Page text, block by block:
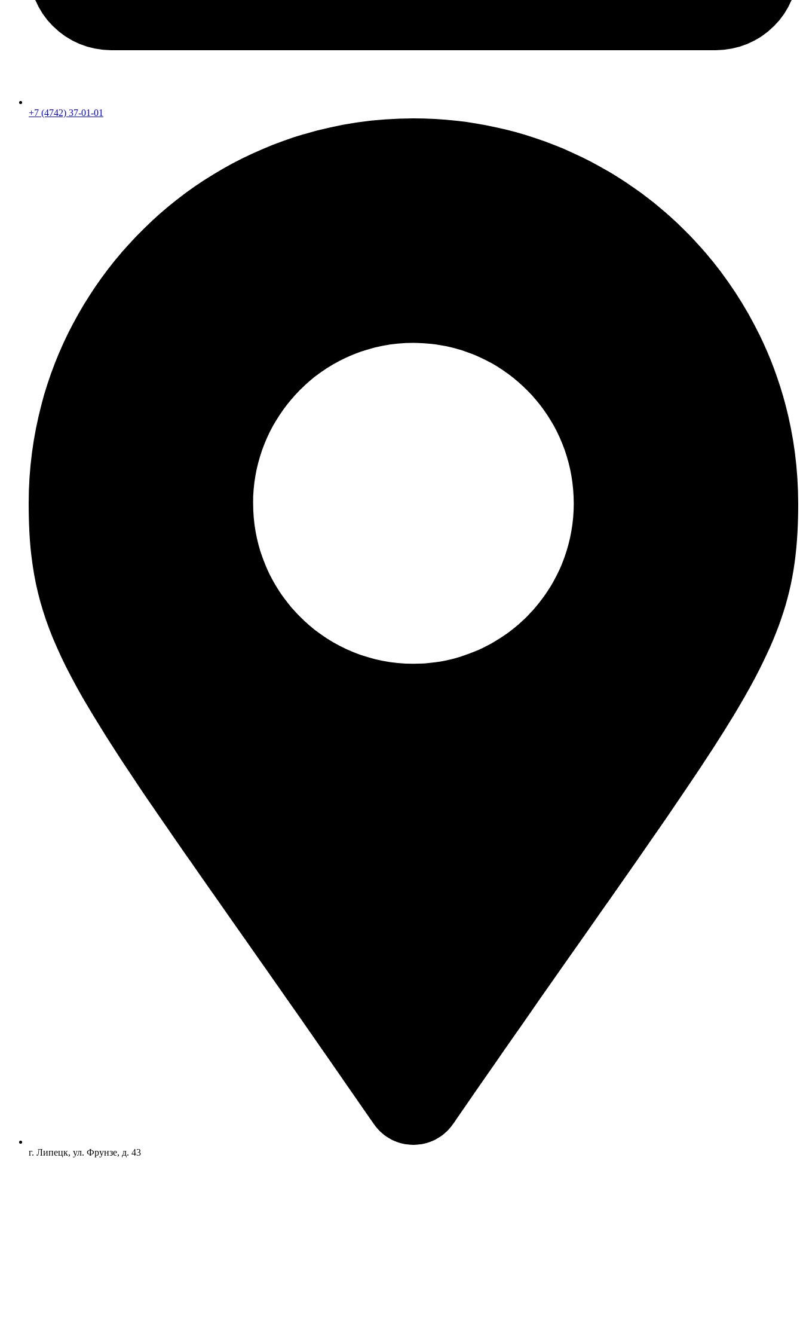
+7 (4742) 37-01-01
г. Липецк, ул. Фрунзе, д. 43